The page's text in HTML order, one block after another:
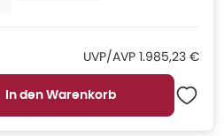
UVP/AVP UVP/AVP:
1.985,23 €
In den Warenkorb